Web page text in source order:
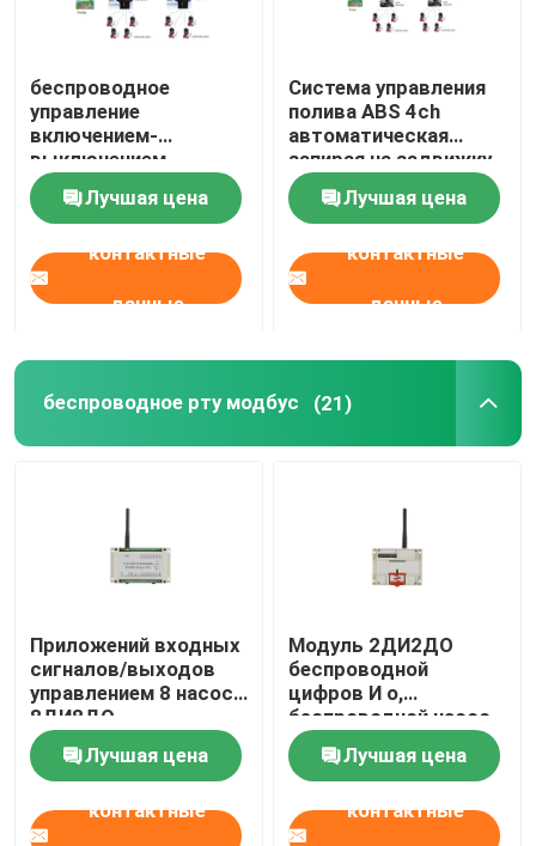
Регулятор логики PLC Programmable
Портативные солнечные генераторы
Беспроводный контроллер DMX
беспроводное
управление
включением-
выключением
клапана соленоида
оросительной
системы 433МХз
Лучшая цена
контактные
данные
Система управления
полива ABS 4ch
автоматическая
запирая на задвижку
регулятор клапана
Лучшая цена
контактные
данные
беспроводное рту модбус (21)
Приложений входных
сигналов/выходов
управлением 8 насоса
8ДИ8ДО
беспроводное
Модбус РТУ
беспроводное белых
пластиковых
Лучшая цена
контактные
Модуль 2ДИ2ДО
беспроводной
цифров И о,
беспроводной насос
НА С контроле 2км
Лучшая цена
контактные